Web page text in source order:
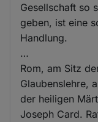
Gesellschaft so
geben, ist eine
Handlung.
…
Rom, am Sitz
Glaubenslehre,
der heiligen
Joseph Card.